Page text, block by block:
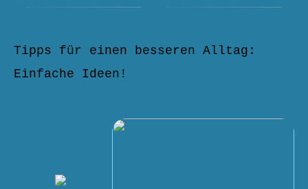
Tipps für einen besseren Alltag:
Einfache Ideen!